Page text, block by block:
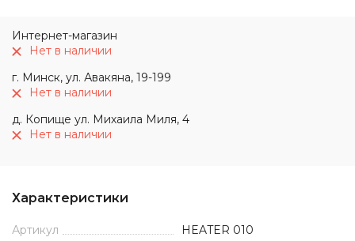
Интернет-магазин
Нет в наличии
г. Минск, ул. Авакяна, 19-199
Нет в наличии
д. Копище ул. Михаила Миля, 4
Нет в наличии
Характеристики
Артикул
HEATER 010